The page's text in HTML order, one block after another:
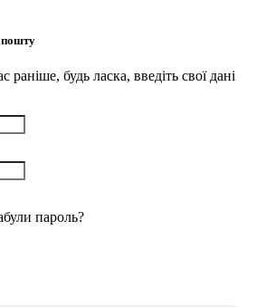
пошту
будь ласка, введіть свої дані
пароль?